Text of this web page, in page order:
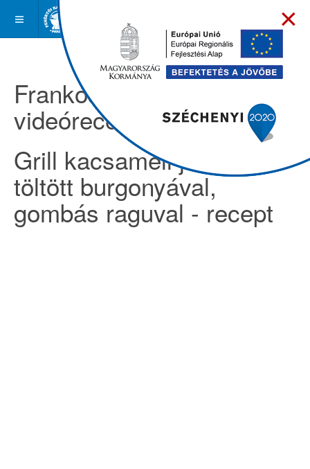
Frankóságok -
videóreceptek
Grill kacsamell juhtúróval
töltött burgonyával,
gombás raguval - recept
×